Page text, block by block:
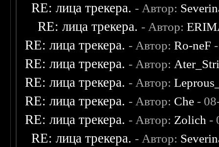
RE: лица трекера. - Автор:
RE: лица трекера. - Автор:
RE: лица трекера. - Автор:Ro-neF
RE: лица трекера. - Автор:
RE: лица трекера. - Автор:
RE: лица трекера. - Автор: Che -
RE: лица трекера. - Автор: Zolich -
RE: лица трекера. - Автор: